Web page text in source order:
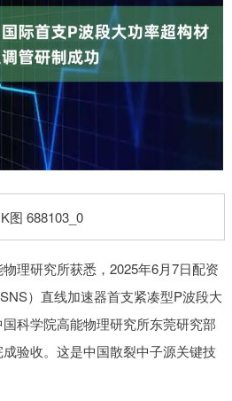
研究所获悉，2025年6月7日配资
）直线加速器首支紧凑型P波段大
科学院高能物理研究所东莞研究部
验收。这是中国散裂中子源关键技